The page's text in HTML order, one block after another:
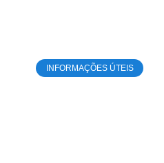
INFORMAÇÕES ÚTEIS